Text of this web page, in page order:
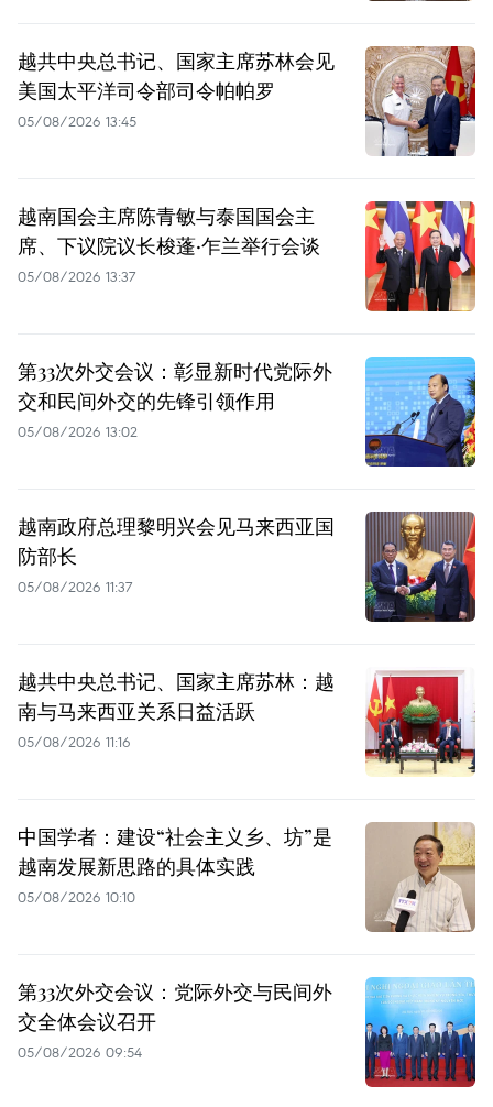
越共中央总书记、国家主席苏林会见
美国太平洋司令部司令帕帕罗
05/08/2026 13:45
越南国会主席陈青敏与泰国国会主
席、下议院议长梭蓬·乍兰举行会谈
05/08/2026 13:37
第33次外交会议：彰显新时代党际外
交和民间外交的先锋引领作用
05/08/2026 13:02
越南政府总理黎明兴会见马来西亚国
防部长
05/08/2026 11:37
越共中央总书记、国家主席苏林：越
南与马来西亚关系日益活跃
05/08/2026 11:16
中国学者：建设“社会主义乡、坊”是
越南发展新思路的具体实践
05/08/2026 10:10
第33次外交会议：党际外交与民间外
交全体会议召开
05/08/2026 09:54